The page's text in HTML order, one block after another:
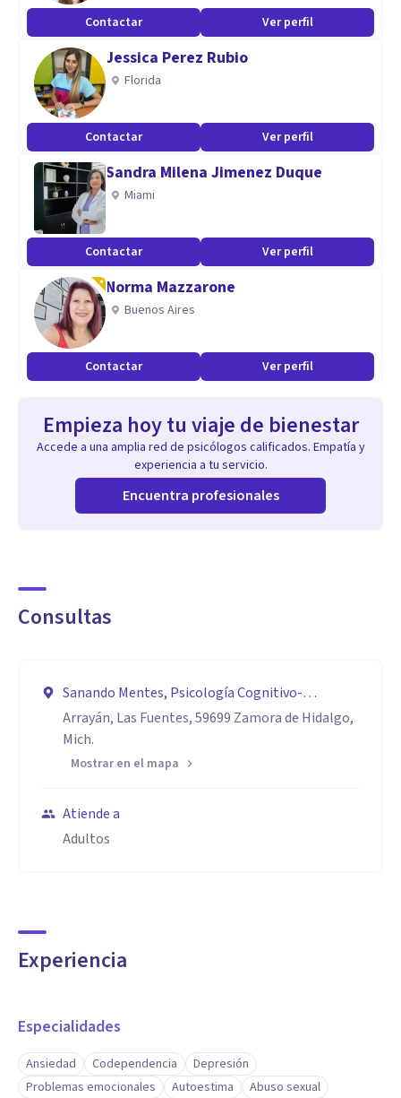
depresión, ansiedad y personas que han sufrido abuso
sexual.
Especialidad
Psicoterapia Cognitivo-Conductual
Especialidad en Trastornos de Ansiedad, Depresión, Abuso
Sexual y Psicológico, Terapia de Pareja y Primeros Auxilios
Psicológicos.
Aptitudes
Ética y Profesionalismo
Cognitivo-Conductual
Idiomas: Español e Inglés
Terapia en Presencial o en Línea
Contactar Ver perfil
Jessica Perez Rubio
Florida
Contactar Ver perfil
Sandra Milena Jimenez Duque
Miami
Contactar Ver perfil
Norma Mazzarone
Buenos Aires
Contactar Ver perfil
Empieza hoy tu viaje de bienestar
Accede a una amplia red de psicólogos calificados. Empatía y
experiencia a tu servicio.
Encuentra profesionales
Consultas
Sanando Mentes, Psicología Cognitivo-
Conductual
Arrayán, Las Fuentes, 59699 Zamora de Hidalgo,
Mich.
Mostrar en el mapa
Atiende a
Adultos
Experiencia
Especialidades
Ansiedad Codependencia
Depresión
Problemas emocionales
Autoestima Abuso sexual